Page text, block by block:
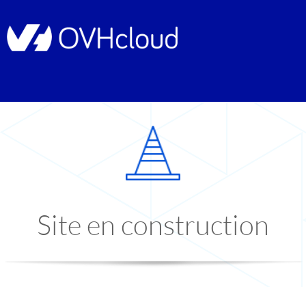
Site en construction